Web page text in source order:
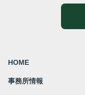
HOME
事務所情報